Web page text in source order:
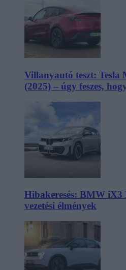
Villanyautó teszt: Tesla
(2025) – úgy feszes,
Hibakeresés: BMW iX3
vezetési élmények